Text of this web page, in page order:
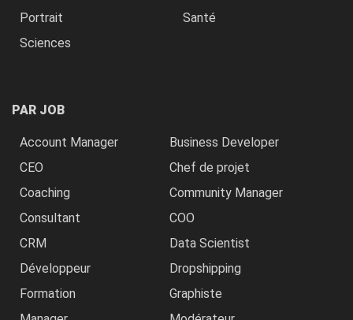
Portrait
Santé
Sciences
PAR JOB
Account Manager
Business Developer
CEO
Chef de projet
Coaching
Community Manager
Consultant
COO
CRM
Data Scientist
Développeur
Dropshipping
Formation
Graphiste